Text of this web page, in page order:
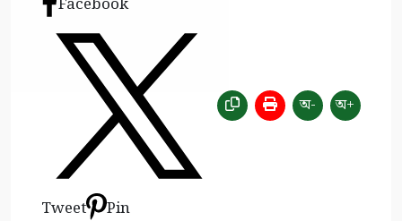
Tweet Pin
অ- অ+